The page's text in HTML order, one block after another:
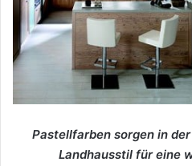
Pastellfarben sorgen in
Landhausstil für eine